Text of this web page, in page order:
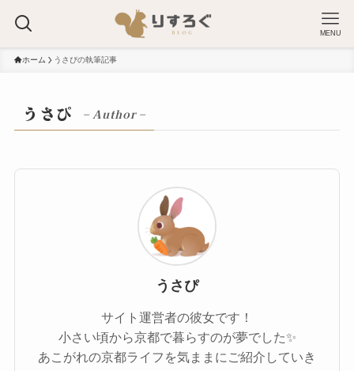
MENU
ホーム うさぴの執筆記事
うさぴ – Author –
うさぴ
サイト運営者の彼女です！
小さい頃から京都で暮らすのが夢でした✨
あこがれの京都ライフを気ままにご紹介していき